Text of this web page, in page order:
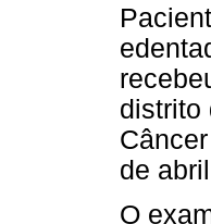
distrito
de
O